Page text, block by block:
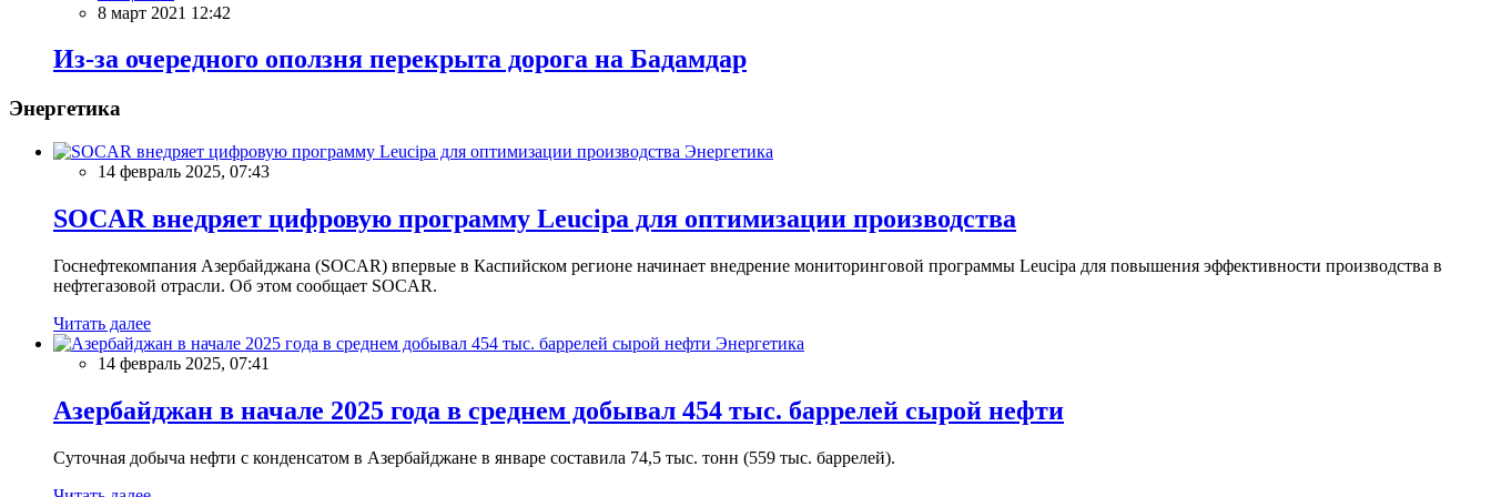
8 март 2021 12:42
Из-за очередного оползня перекрыта дорога на Бадамдар
Энергетика
Энергетика
14 февраль 2025, 07:43
SOCAR внедряет цифровую программу Leucipa для оптимизации производства
Госнефтекомпания Азербайджана (SOCAR) впервые в Каспийском регионе начинает внедрение мониторинговой программы Leucipa для повышения эффективности производства в
нефтегазовой отрасли. Об этом сообщает SOCAR.
Читать далее
Энергетика
14 февраль 2025, 07:41
Азербайджан в начале 2025 года в среднем добывал 454 тыс. баррелей сырой нефти
Суточная добыча нефти с конденсатом в Азербайджане в январе составила 74,5 тыс. тонн (559 тыс. баррелей).